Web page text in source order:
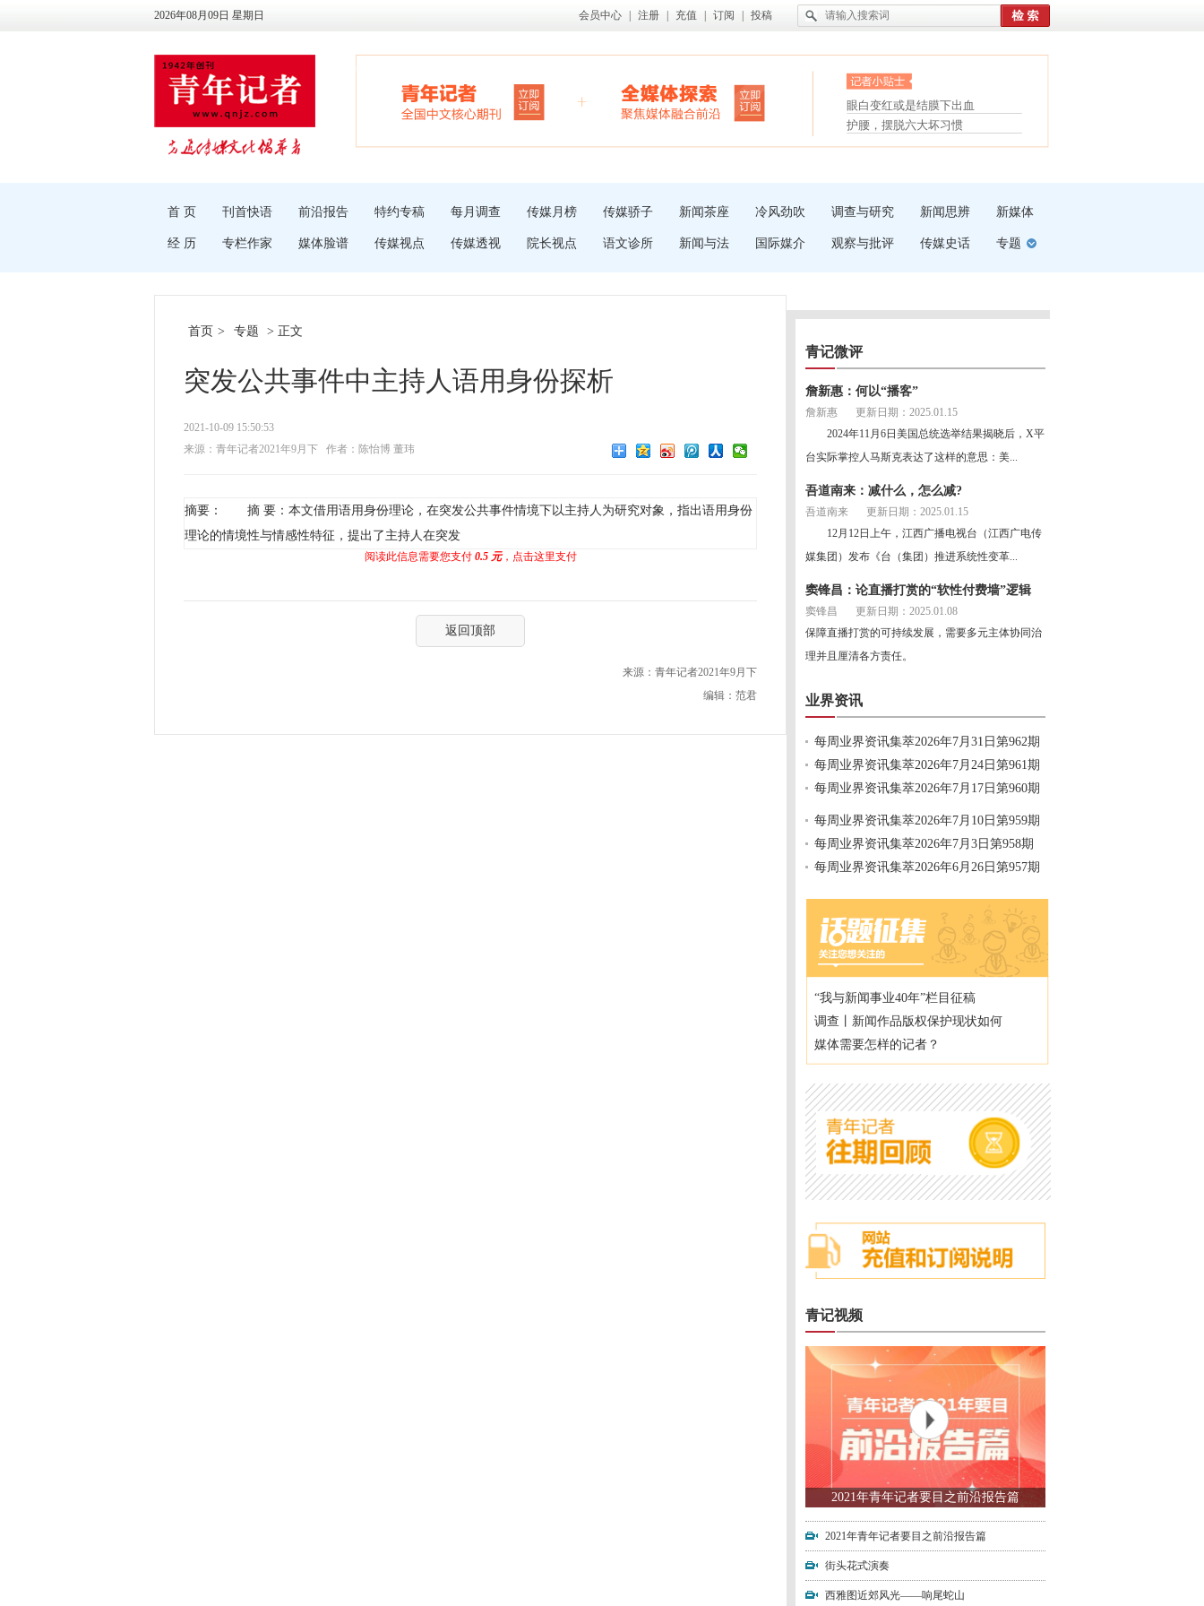
2026年08月09日 星期日 会员中心 注册 充值 订阅 投稿
眼白变红或是结膜下出血
“枝桠”“树桠”宜写成“枝...
夏天缓解疲劳有三招
护腰，摆脱六大坏习惯
受伤了冰敷还是热敷
首 页 刊首快语 前沿报告 特约专稿 每月调查 传媒月榜 传媒骄子 新闻茶座 冷风劲吹 调查与研究 新闻思辨 新媒体
经 历 专栏作家 媒体脸谱 传媒视点 传媒透视 院长视点 语文诊所 新闻与法 国际媒介 观察与批评 传媒史话 专题
首页 > 专题 > 正文
突发公共事件中主持人语用身份探析
2021-10-09 15:50:53
来源：青年记者2021年9月下
作者：陈怡博 董玮
摘要： 摘 要：本文借用语用身份理论，在突发公共事件情境下以主持人为研究对象，指出语用身份
理论的情境性与情感性特征，提出了主持人在突发
阅读此信息需要您支付 0.5 元，点击这里支付
返回顶部
来源：青年记者2021年9月下
编辑：范君
青记微评
詹新惠：何以“播客”
詹新惠
更新日期：2025.01.15
2024年11月6日美国总统选举结果揭晓后，X平
台实际掌控人马斯克表达了这样的意思：美...
吾道南来：减什么，怎么减?
吾道南来
更新日期：2025.01.15
12月12日上午，江西广播电视台（江西广电传
媒集团）发布《台（集团）推进系统性变革...
窦锋昌：论直播打赏的“软性付费墙”逻辑
窦锋昌
更新日期：2025.01.08
保障直播打赏的可持续发展，需要多元主体协同治
理并且厘清各方责任。
业界资讯
每周业界资讯集萃2026年7月31日第962期
每周业界资讯集萃2026年7月24日第961期
每周业界资讯集萃2026年7月17日第960期
每周业界资讯集萃2026年7月10日第959期
每周业界资讯集萃2026年7月3日第958期
每周业界资讯集萃2026年6月26日第957期
“我与新闻事业40年”栏目征稿
调查丨新闻作品版权保护现状如何
媒体需要怎样的记者？
青记视频
2021年青年记者要目之前沿报告篇
2021年青年记者要目之前沿报告篇
街头花式演奏
西雅图近郊风光——响尾蛇山